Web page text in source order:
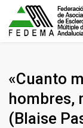
«Cuanto
hombres,
(Blaise